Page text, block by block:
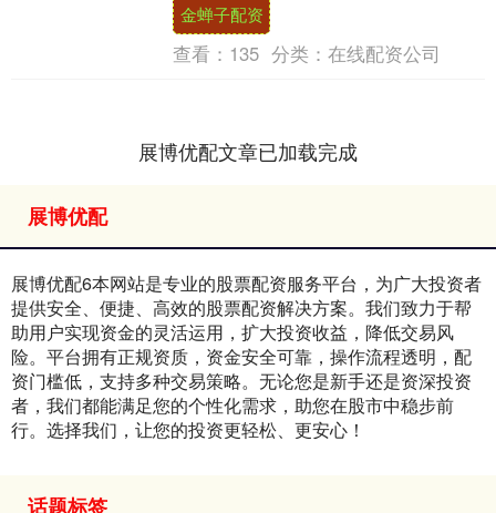
金蝉子配资
查看： 135 分类： 在线配资公司
展博优配文章已加载完成
展博优配
展博优配6本网站是专业的股票配资服务平台，为广大投资者
提供安全、便捷、高效的股票配资解决方案。我们致力于帮
助用户实现资金的灵活运用，扩大投资收益，降低交易风
险。平台拥有正规资质，资金安全可靠，操作流程透明，配
资门槛低，支持多种交易策略。无论您是新手还是资深投资
者，我们都能满足您的个性化需求，助您在股市中稳步前
行。选择我们，让您的投资更轻松、更安心！
话题标签